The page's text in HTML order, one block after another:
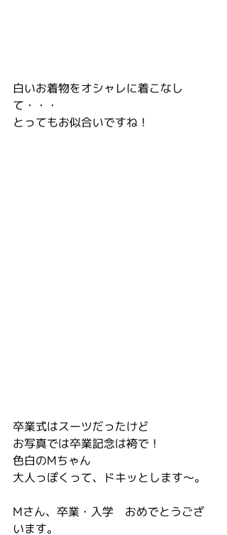
白いお着物をオシャレに着こなし
て・・・
とってもお似合いですね！
卒業式はスーツだったけど
お写真では卒業記念は袴で！
色白のMちゃん
大人っぽくって、ドキッとします〜。
Mさん、卒業・入学　おめでとうござ
います。